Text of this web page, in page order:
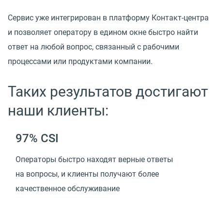
Сервис уже интегрирован в платформу Контакт-центра
и позволяет оператору в едином окне быстро найти
ответ на любой вопрос, связанный с рабочими
процессами или продуктами компании.
Таких результатов достигают
наши клиенты:
97% CSI
Операторы быстро находят верные ответы
на вопросы, и клиенты получают более
качественное обслуживание